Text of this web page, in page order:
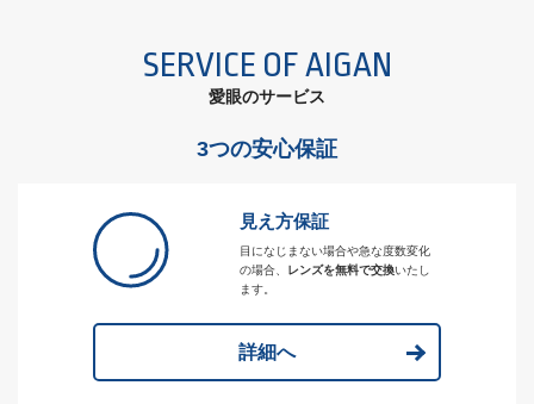
SERVICE OF AIGAN
愛眼のサービス
3つの安心保証
見え方保証
目になじまない場合や急な度数変化
の場合、
レンズを無料で交換いたし
ます。
詳細へ